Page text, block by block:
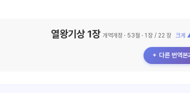
열왕기상 1장개역개정 · 53절 · 1 장 / 22 장 크게
＋ 다른 번역본